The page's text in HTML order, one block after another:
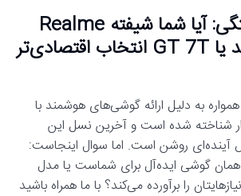
نظرسنجی هفتگی: آیا شما شیفته Realme
GT 7 می‌شوید یا GT 7T انتخاب اقتصادی‌تر
سری Realme GT همواره به دلیل ارائه گوشی‌های هوشمند با
شناخته شده است و آخرین نسل این
آینده‌ای روشن است. اما سوال اینجاست:
آیا Realme GT 7 همان گوشی ایده‌آل برای شماست یا مدل
اقتصادی‌تر GT 7T نیازهایتان را برآورده می‌کند؟ با ما همراه باشید